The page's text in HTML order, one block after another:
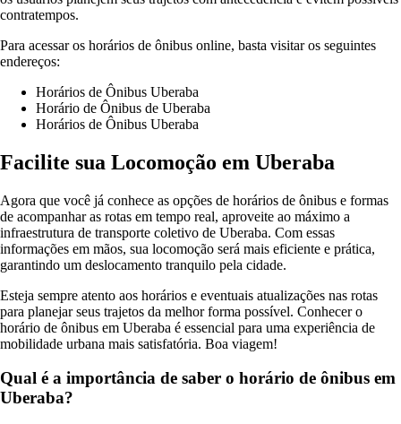
contratempos.
Para acessar os horários de ônibus online, basta visitar os seguintes
endereços:
Horários de Ônibus Uberaba
Horário de Ônibus de Uberaba
Horários de Ônibus Uberaba
Facilite sua Locomoção em Uberaba
Agora que você já conhece as opções de horários de ônibus e formas
de acompanhar as rotas em tempo real, aproveite ao máximo a
infraestrutura de transporte coletivo de Uberaba. Com essas
informações em mãos, sua locomoção será mais eficiente e prática,
garantindo um deslocamento tranquilo pela cidade.
Esteja sempre atento aos horários e eventuais atualizações nas rotas
para planejar seus trajetos da melhor forma possível. Conhecer o
horário de ônibus em Uberaba é essencial para uma experiência de
mobilidade urbana mais satisfatória. Boa viagem!
Qual é a importância de saber o horário de ônibus em
Uberaba?